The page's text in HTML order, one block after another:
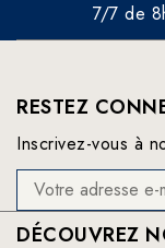
7/7 de
RESTEZ
Inscrivez-vous à
DÉCOUVREZ